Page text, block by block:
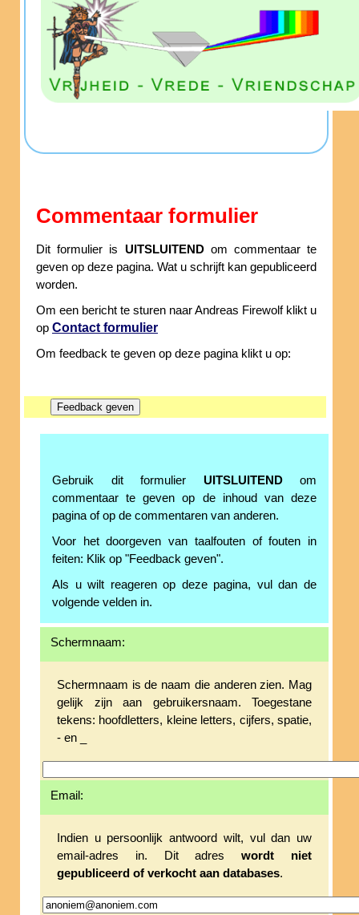
Commentaar formulier
Dit formulier is UITSLUITENDom commentaar te
geven op deze pagina. Wat u schrijft kan gepubliceerd
worden.
Om een bericht te sturen naar Andreas Firewolf klikt u
op Contact formulier
Om feedback te geven op deze pagina klikt u op:
Gebruik dit formulier UITSLUITENDom
commentaar te geven op de inhoud van deze
pagina of op de commentaren van anderen.
Voor het doorgeven van taalfouten of fouten in
feiten: Klik op "Feedback geven".
Als u wilt reageren op deze pagina, vul dan de
volgende velden in.
Schermnaam:
Schermnaam is de naam die anderen zien. Mag
gelijk zijn aan gebruikersnaam. Toegestane
tekens: hoofdletters, kleine letters, cijfers, spatie,
- en _
Email:
Indien u persoonlijk antwoord wilt, vul dan uw
email-adres in. Dit adreswordt niet
gepubliceerd of verkocht aan databases.